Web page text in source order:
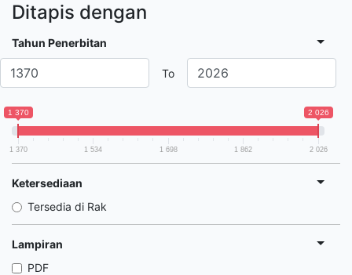
Ditapis dengan
Tahun Penerbitan
To
1 370 2 026
1 370 1 534 1 698 1 862 2 026
Ketersediaan
Tersedia di Rak
Lampiran
PDF